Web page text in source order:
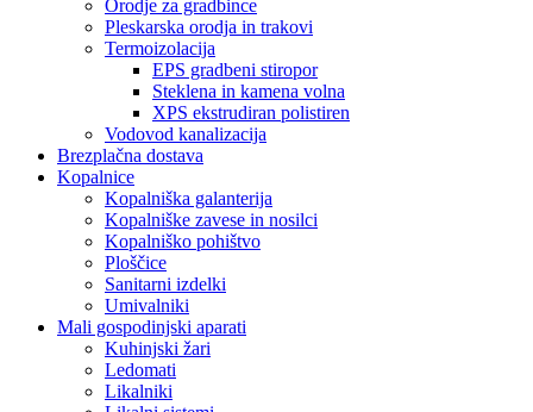
Orodje za gradbince
Pleskarska orodja in trakovi
Termoizolacija
EPS gradbeni stiropor
Steklena in kamena volna
XPS ekstrudiran polistiren
Vodovod kanalizacija
Brezplačna dostava
Kopalnice
Kopalniška galanterija
Kopalniške zavese in nosilci
Kopalniško pohištvo
Ploščice
Sanitarni izdelki
Umivalniki
Mali gospodinjski aparati
Kuhinjski žari
Ledomati
Likalniki